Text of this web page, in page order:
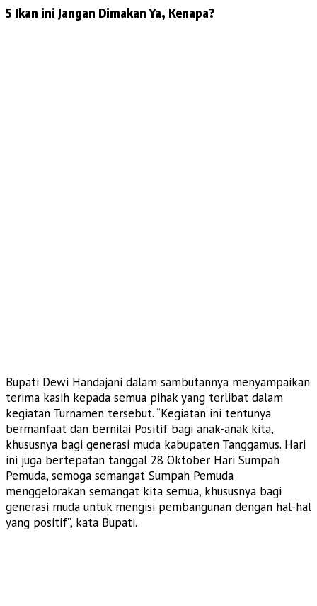
5 Ikan ini Jangan Dimakan Ya, Kenapa?
Bupati Dewi Handajani dalam sambutannya menyampaikan
terima kasih kepada semua pihak yang terlibat dalam
kegiatan Turnamen tersebut. “Kegiatan ini tentunya
bermanfaat dan bernilai Positif bagi anak-anak kita,
khususnya bagi generasi muda kabupaten Tanggamus. Hari
ini juga bertepatan tanggal 28 Oktober Hari Sumpah
Pemuda, semoga semangat Sumpah Pemuda
menggelorakan semangat kita semua, khususnya bagi
generasi muda untuk mengisi pembangunan dengan hal-hal
yang positif”, kata Bupati.